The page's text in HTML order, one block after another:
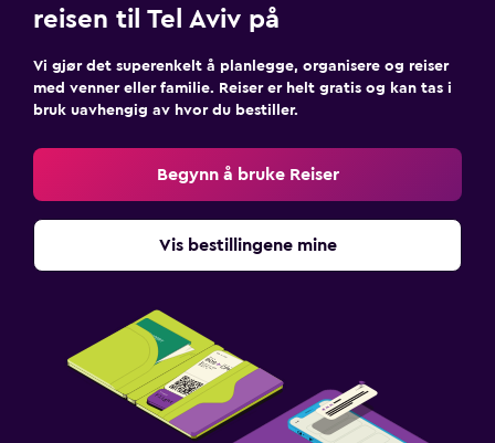
reisen til Tel Aviv på
Vi gjør det superenkelt å planlegge, organisere og reiser
med venner eller familie. Reiser er helt gratis og kan tas i
bruk uavhengig av hvor du bestiller.
Begynn å bruke Reiser
Vis bestillingene mine